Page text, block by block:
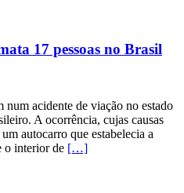
17 pessoas no Brasil
num acidente de viação no estado
A ocorrência, cujas causas
autocarro que estabelecia a
o interior de […]